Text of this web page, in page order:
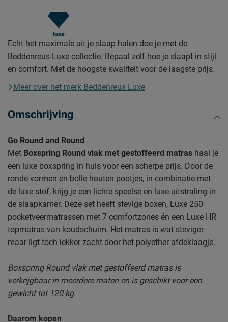
Echt het maximale uit je slaap halen doe je met de
Beddenreus Luxe collectie. Bepaal zelf hoe je slaapt in stijl
en comfort. Met de hoogste kwaliteit voor de laagste prijs.
Meer over het merk Beddenreus Luxe
Omschrijving
Go Round and Round
Met Boxspring Round vlak met gestoffeerd matras haal je
een luxe boxspring in huis voor een scherpe prijs. Door de
ronde vormen en bolle houten pootjes, in combinatie met
de luxe stof, krijg je een lichte speelse en luxe uitstraling in
de slaapkamer. Deze set heeft stevige boxen, Luxe 250
pocketveermatrassen met 7 comfortzones én een Luxe HR
topmatras van koudschuim. Het matras is wat steviger
maar ligt toch lekker zacht door het polyether afdeklaagje.
Boxspring Round vlak met gestoffeerd matras is
verkrijgbaar in meerdere maten en is geschikt voor een
gewicht tot 120 kg.
Daarom kopen